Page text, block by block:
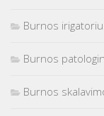
Burnos
Burnos
Burnos